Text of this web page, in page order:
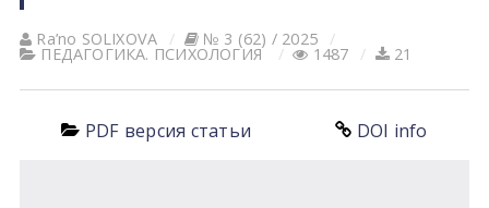
Ra’no SOLIXOVA № 3 (62) / 2025
ПЕДАГОГИКА. ПСИХОЛОГИЯ 1487 21
PDF версия статьи DOI info